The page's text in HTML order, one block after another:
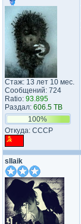
Стаж: 13 лет 10 мес.
Сообщений: 724
Ratio: 93.895
Раздал: 606.5 TB
100%
Откуда: СССР
sllaik